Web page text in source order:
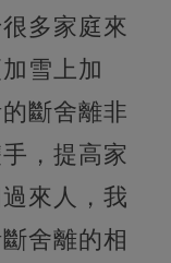
多家庭來
雪上加
斷舍離非
，提高家
來人，我
舍離的相